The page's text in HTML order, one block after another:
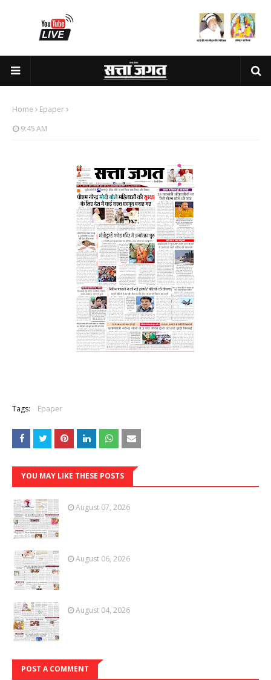
Home
Epaper
9:45 AM
Tags: Epaper
YOU MAY LIKE THESE POSTS
August 07, 2026
August 06, 2026
August 04, 2026
POST A COMMENT